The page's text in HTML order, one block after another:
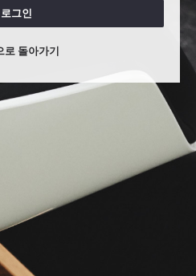
로그인
로 돌아가기